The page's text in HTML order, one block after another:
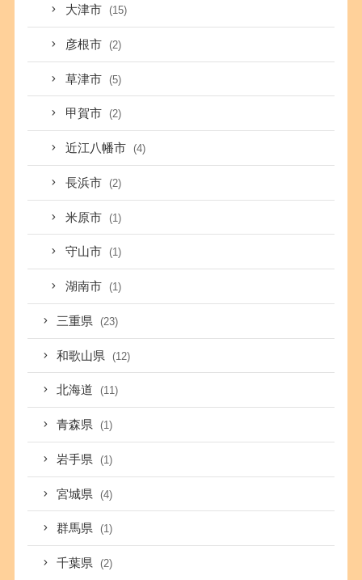
大津市 (15)
彦根市 (2)
草津市 (5)
甲賀市 (2)
近江八幡市 (4)
長浜市 (2)
米原市 (1)
守山市 (1)
湖南市 (1)
三重県 (23)
和歌山県 (12)
北海道 (11)
青森県 (1)
岩手県 (1)
宮城県 (4)
群馬県 (1)
千葉県 (2)